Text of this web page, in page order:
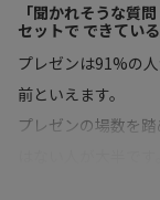
「聞かれそうな質
セットで できてい
プレゼンは91%の
前といえます。
プレゼンの場数を